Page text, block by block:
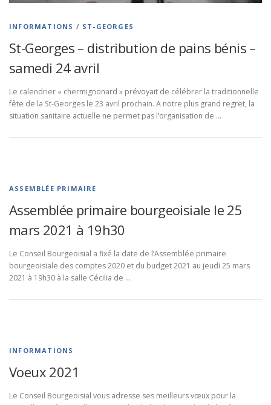
INFORMATIONS / ST-GEORGES
St-Georges – distribution de pains bénis –
samedi 24 avril
Le calendrier « chermignonard » prévoyait de célébrer la traditionnelle
fête de la St-Georges le 23 avril prochain. A notre plus grand regret, la
situation sanitaire actuelle ne permet pas l’organisation de …
ASSEMBLÉE PRIMAIRE
Assemblée primaire bourgeoisiale le 25
mars 2021 à 19h30
Le Conseil Bourgeoisial a fixé la date de l’Assemblée primaire
bourgeoisiale des comptes 2020 et du budget 2021 au jeudi 25 mars
2021 à 19h30 à la salle Cécilia de …
INFORMATIONS
Voeux 2021
Le Conseil Bourgeoisial vous adresse ses meilleurs vœux pour la